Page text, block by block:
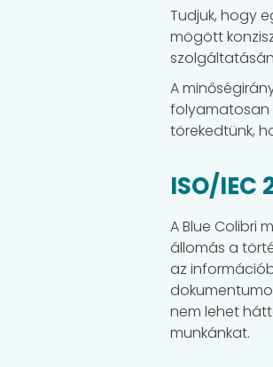
Tudjuk, hogy
mögött
A
folyamatosan
törekedtünk,
ISO/
A Blue Colibri
állomás a
az
nem lehet
munkánkat.